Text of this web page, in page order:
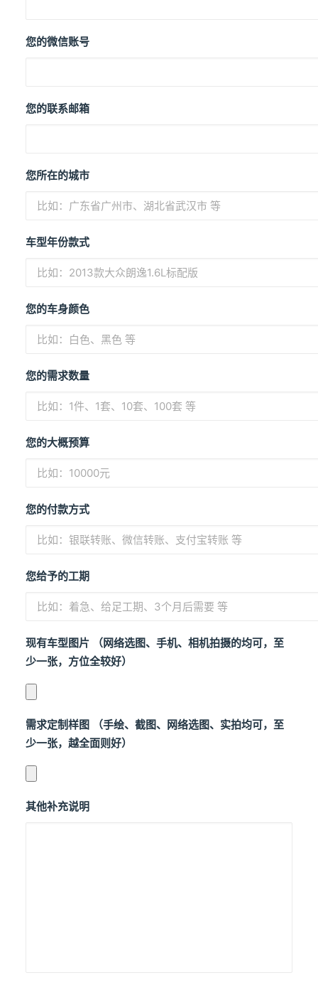
您的微信账号
您的联系邮箱
您所在的城市
车型年份款式
您的车身颜色
您的需求数量
您的大概预算
您的付款方式
您给予的工期
现有车型图片 （网络选图、手机、相机拍摄的均可，至
少一张，方位全较好）
需求定制样图 （手绘、截图、网络选图、实拍均可，至
少一张，越全面则好）
其他补充说明